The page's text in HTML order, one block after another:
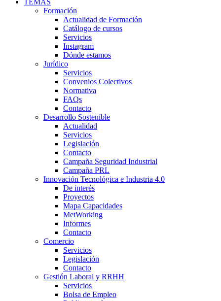
Formación
Actualidad de Formación
Catálogo de cursos
Servicios
Instagram
Dónde estamos
Jurídico
Servicios
Convenios Colectivos
Normativa
FAQs
Contacto
Desarrollo Sostenible
Actualidad
Servicios
Legislación
Contacto
Campaña Seguridad Industrial
Campaña PRL
Innovación Tecnológica e Industria 4.0
De interés
Proyectos
Mapa Capacidades
MetWorking
Informes
Contacto
Comercio
Servicios
Legislación
Contacto
Gestión Laboral y RRHH
Servicios
Bolsa de Empleo